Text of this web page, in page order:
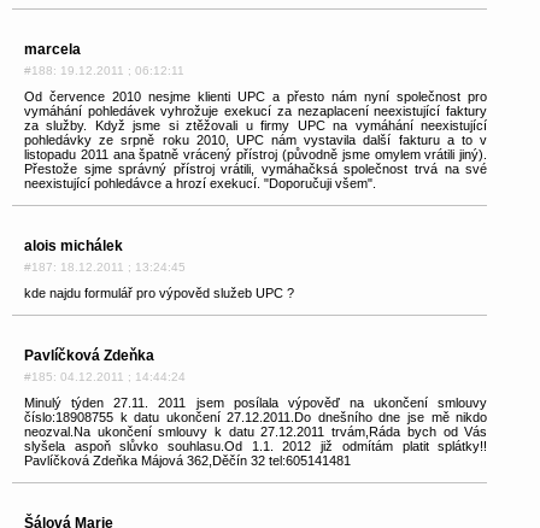
marcela
#188: 19.12.2011 ; 06:12:11
Od července 2010 nesjme klienti UPC a přesto nám nyní společnost pro
vymáhání pohledávek vyhrožuje exekucí za nezaplacení neexistující faktury
za služby. Když jsme si ztěžovali u firmy UPC na vymáhání neexistující
pohledávky ze srpně roku 2010, UPC nám vystavila další fakturu a to v
listopadu 2011 ana špatně vrácený přístroj (původně jsme omylem vrátili jiný).
Přestože sjme správný přístroj vrátili, vymáhačksá společnost trvá na své
neexistující pohledávce a hrozí exekucí. "Doporučuji všem".
alois michálek
#187: 18.12.2011 ; 13:24:45
kde najdu formulář pro výpověd služeb UPC ?
Pavlíčková Zdeňka
#185: 04.12.2011 ; 14:44:24
Minulý týden 27.11. 2011 jsem posílala výpověď na ukončení smlouvy
číslo:18908755 k datu ukončení 27.12.2011.Do dnešního dne jse mě nikdo
neozval.Na ukončení smlouvy k datu 27.12.2011 trvám,Ráda bych od Vás
slyšela aspoň slůvko souhlasu.Od 1.1. 2012 již odmítám platit splátky!!
Pavlíčková Zdeňka Májová 362,Děčín 32 tel:605141481
Šálová Marie